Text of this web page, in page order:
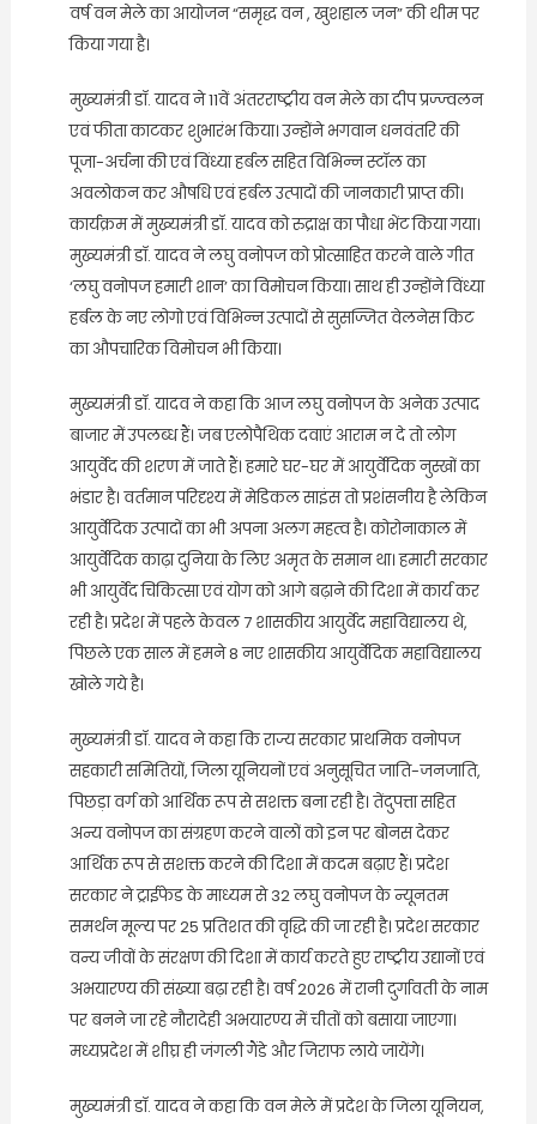
वर्ष वन मेले का आयोजन “समृद्ध वन , खुशहाल जन” की थीम पर
किया गया है।
मुख्यमंत्री डॉ. यादव ने 11वें अंतरराष्ट्रीय वन मेले का दीप प्रज्ज्वलन
एवं फीता काटकर शुभारंभ किया। उन्होंने भगवान धनवंतरि की
पूजा-अर्चना की एवं विंध्या हर्बल सहित विभिन्न स्टॉल का
अवलोकन कर औषधि एवं हर्बल उत्पादों की जानकारी प्राप्त की।
कार्यक्रम में मुख्यमंत्री डॉ. यादव को रुद्राक्ष का पौधा भेंट किया गया।
मुख्यमंत्री डॉ. यादव ने लघु वनोपज को प्रोत्साहित करने वाले गीत
‘लघु वनोपज हमारी शान’ का विमोचन किया। साथ ही उन्होंने विंध्या
हर्बल के नए लोगो एवं विभिन्न उत्पादों से सुसज्जित वेलनेस किट
का औपचारिक विमोचन भी किया।
मुख्यमंत्री डॉ. यादव ने कहा कि आज लघु वनोपज के अनेक उत्पाद
बाजार में उपलब्ध हैं। जब एलोपैथिक दवाएं आराम न दे तो लोग
आयुर्वेद की शरण में जाते हैं। हमारे घर-घर में आयुर्वेदिक नुस्खों का
भंडार है। वर्तमान परिदृश्य में मेडिकल साइंस तो प्रशंसनीय है लेकिन
आयुर्वेदिक उत्पादों का भी अपना अलग महत्व है। कोरोनाकाल में
आयुर्वेदिक काढ़ा दुनिया के लिए अमृत के समान था। हमारी सरकार
भी आयुर्वेद चिकित्सा एवं योग को आगे बढ़ाने की दिशा में कार्य कर
रही है। प्रदेश में पहले केवल 7 शासकीय आयुर्वेद महाविद्यालय थे,
पिछले एक साल में हमने 8 नए शासकीय आयुर्वेदिक महाविद्यालय
खोले गये है।
मुख्यमंत्री डॉ. यादव ने कहा कि राज्य सरकार प्राथमिक वनोपज
सहकारी समितियों, जिला यूनियनों एवं अनुसूचित जाति-जनजाति,
पिछड़ा वर्ग को आर्थिक रूप से सशक्त बना रही है। तेंदुपत्ता सहित
अन्य वनोपज का संग्रहण करने वालों को इन पर बोनस देकर
आर्थिक रूप से सशक्त करने की दिशा में कदम बढ़ाए हैं। प्रदेश
सरकार ने ट्राईफेड के माध्यम से 32 लघु वनोपज के न्यूनतम
समर्थन मूल्य पर 25 प्रतिशत की वृद्धि की जा रही है। प्रदेश सरकार
वन्य जीवों के संरक्षण की दिशा में कार्य करते हुए राष्ट्रीय उद्यानों एवं
अभयारण्य की संख्या बढ़ा रही है। वर्ष 2026 में रानी दुर्गावती के नाम
पर बनने जा रहे नौरादेही अभयारण्य में चीतों को बसाया जाएगा।
मध्यप्रदेश में शीघ्र ही जंगली गैंडे और जिराफ लाये जायेंगे।
मुख्यमंत्री डॉ. यादव ने कहा कि वन मेले में प्रदेश के जिला यूनियन,